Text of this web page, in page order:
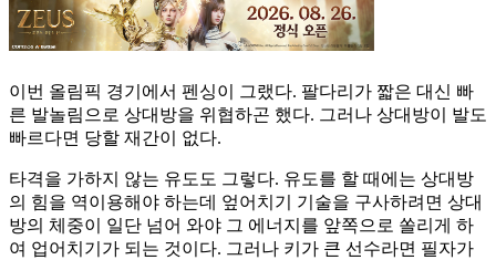
이번 올림픽 경기에서 펜싱이 그랬다. 팔다리가 짧은 대신 빠
른 발놀림으로 상대방을 위협하곤 했다. 그러나 상대방이 발도
빠르다면 당할 재간이 없다.
타격을 가하지 않는 유도도 그렇다. 유도를 할 때에는 상대방
의 힘을 역이용해야 하는데 엎어치기 기술을 구사하려면 상대
방의 체중이 일단 넘어 와야 그 에너지를 앞쪽으로 쏠리게 하
여 업어치기가 되는 것이다. 그러나 키가 큰 선수라면 필자가